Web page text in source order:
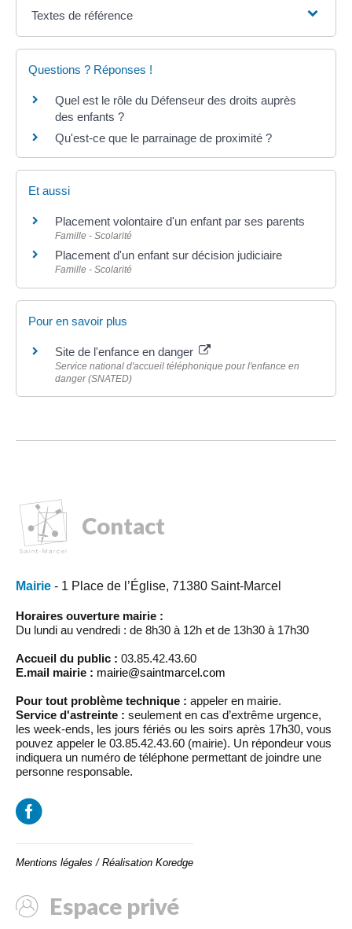
Textes de référence
Questions ? Réponses !
Quel est le rôle du Défenseur des droits auprès
des enfants ?
Qu'est-ce que le parrainage de proximité ?
Et aussi
Placement volontaire d'un enfant par ses parents
Famille - Scolarité
Placement d'un enfant sur décision judiciaire
Famille - Scolarité
Pour en savoir plus
Site de l'enfance en danger
Service national d'accueil téléphonique pour l'enfance en
danger (SNATED)
Contact
Mairie - 1 Place de l’Église, 71380 Saint-Marcel
Horaires ouverture mairie :
Du lundi au vendredi : de 8h30 à 12h et de 13h30 à 17h30
Accueil du public : 03.85.42.43.60
E.mail mairie : mairie@saintmarcel.com
Pour tout problème technique : appeler en mairie.
Service d'astreinte : seulement en cas d’extrême urgence,
les week-ends, les jours fériés ou les soirs après 17h30, vous
pouvez appeler le 03.85.42.43.60 (mairie). Un répondeur vous
indiquera un numéro de téléphone permettant de joindre une
personne responsable.
Mentions légales / Réalisation Koredge
Espace privé